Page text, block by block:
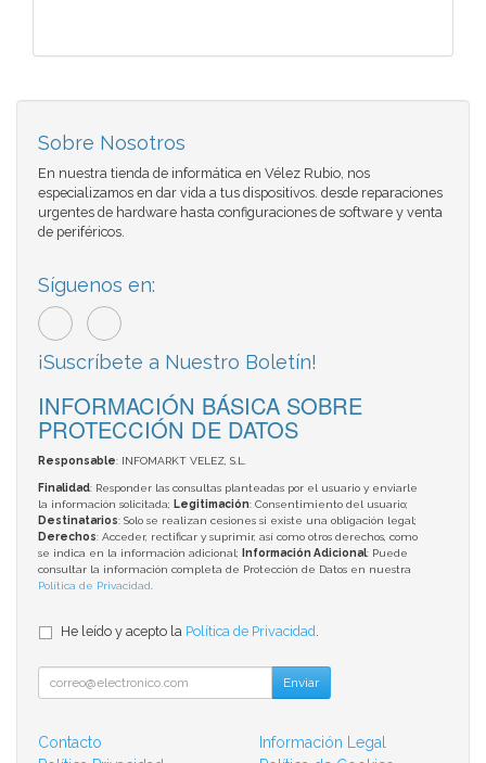
Sobre Nosotros
En nuestra tienda de informática en Vélez Rubio, nos
especializamos en dar vida a tus dispositivos. desde reparaciones
urgentes de hardware hasta configuraciones de software y venta
de periféricos.
Síguenos en:
¡Suscríbete a Nuestro Boletín!
INFORMACIÓN BÁSICA SOBRE
PROTECCIÓN DE DATOS
Responsable: INFOMARKT VELEZ, S.L.
Finalidad: Responder las consultas planteadas por el usuario y enviarle
la información solicitada; Legitimación: Consentimiento del usuario;
Destinatarios: Solo se realizan cesiones si existe una obligación legal;
Derechos: Acceder, rectificar y suprimir, así como otros derechos, como
se indica en la información adicional;
Información Adicional: Puede
consultar la información completa de Protección de Datos en nuestra
Política de Privacidad
He leído y acepto la Política de Privacidad
Enviar
Contacto
Información Legal